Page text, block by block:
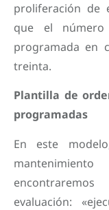
proliferación de
que el
programada en
treinta.
Plantilla de
programadas
En este
evaluación: